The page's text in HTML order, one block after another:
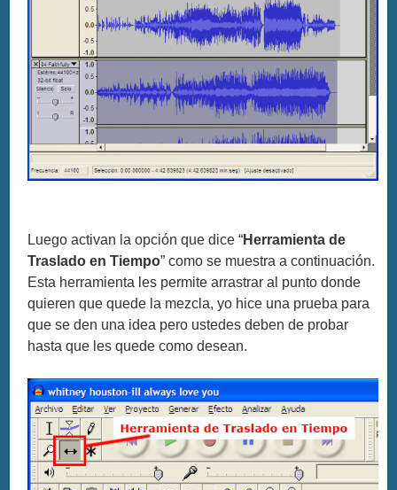
Luego activan la opción que dice “Herramienta de
Traslado en Tiempo” como se muestra a continuación.
Esta herramienta les permite arrastrar al punto donde
quieren que quede la mezcla, yo hice una prueba para
que se den una idea pero ustedes deben de probar
hasta que les quede como desean.